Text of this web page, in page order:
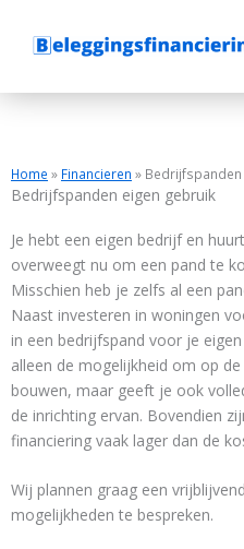
Home » Financieren »
Bedrijfspanden eigen gebruik
Je hebt een eigen bedrijf en
overweegt nu om een pand te
Misschien heb je zelfs al een
Naast investeren in woningen
in een bedrijfspand voor je
alleen de mogelijkheid om op
bouwen, maar geeft je ook
de inrichting ervan. Bovendien
financiering vaak lager dan de
Wij plannen graag een
mogelijkheden te bespreken.